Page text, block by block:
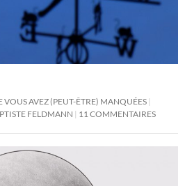
VOUS AVEZ (PEUT-ÊTRE) MANQUÉES
FELDMANN 11 COMMENTAIRES